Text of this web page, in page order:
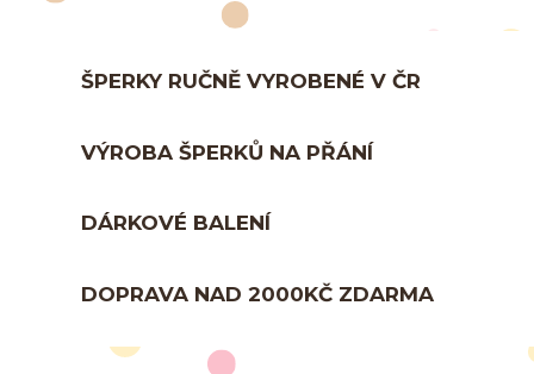
ŠPERKY RUČNĚ VYROBENÉ V ČR
VÝROBA ŠPERKŮ NA PŘÁNÍ
DÁRKOVÉ BALENÍ
DOPRAVA NAD 2000KČ ZDARMA